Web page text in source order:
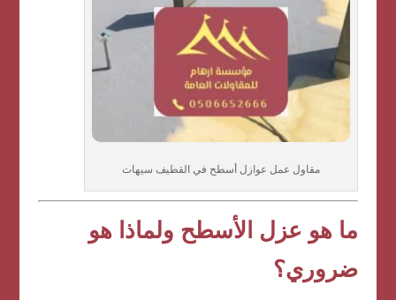
مقاول عمل عوازل أسطح في القطيف سيهات
ما هو عزل الأسطح ولماذا هو
ضروري؟